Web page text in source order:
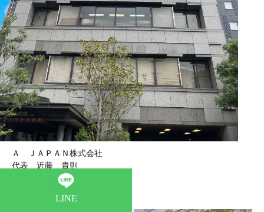
Ａ ＪＡＰＡＮ株式会社
代表 近藤 貴則
0664846591
LINE